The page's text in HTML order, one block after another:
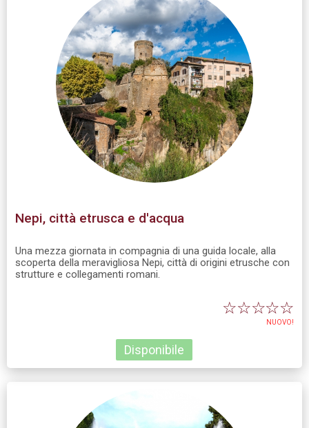
Nepi, città etrusca e d'acqua
Una mezza giornata in compagnia di una guida locale, alla
scoperta della meravigliosa Nepi, città di origini etrusche con
strutture e collegamenti romani.
☆☆☆☆☆
NUOVO!
Disponibile